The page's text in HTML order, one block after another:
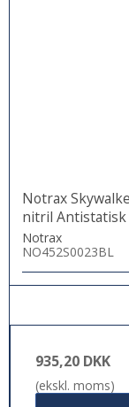
Notrax
nitril Antistatisk
Notrax
NO452S0023BL
935,20 DKK
(ekskl. moms)